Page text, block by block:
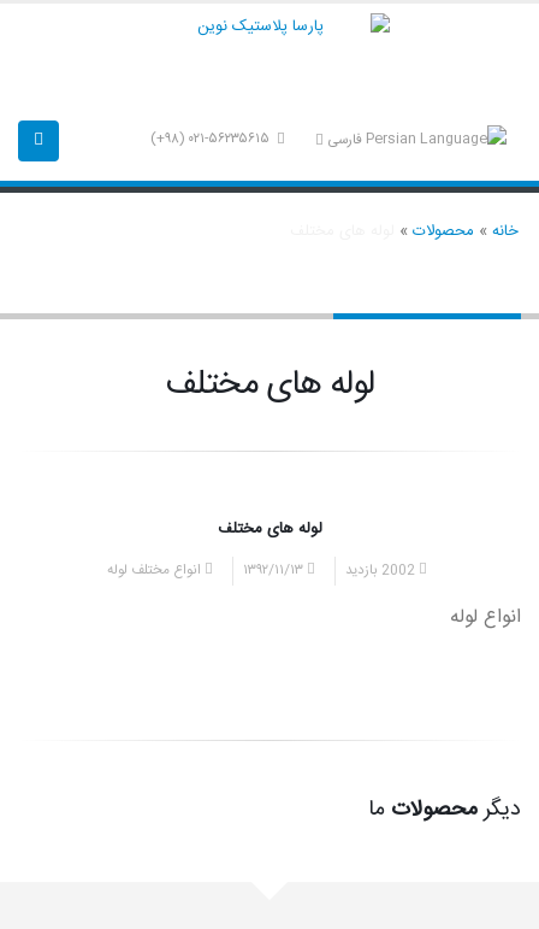
فارسی
خانه» محصولات»
لوله های مختلف
لوله های مختلف
انواع مختلف لوله
انواع لوله
دیگرمحصولات ما